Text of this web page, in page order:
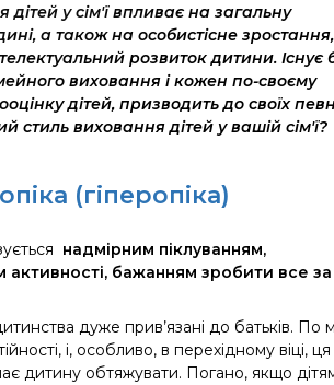
дітей у сім'ї впливає на загальну
а також на особистісне
розвиток дитини. Існує
виховання і кожен по-своєму
дітей, призводить до своїх
стиль виховання дітей увашій сім'ї?
(гіперопіка)
надмірним піклуванням,
бажанням зробити все за
дуже прив’язані до батьків. По
і, особливо, в перехідному віці, ця
дитину обтяжувати. Погано, якщо